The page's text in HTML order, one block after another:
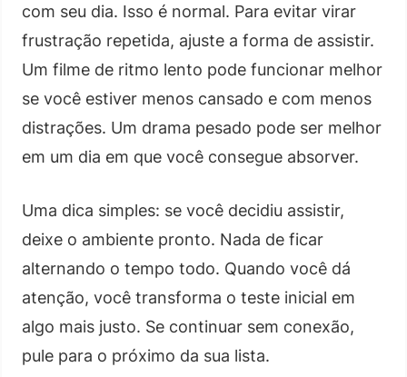
com seu dia. Isso é normal. Para evitar virar
frustração repetida, ajuste a forma de assistir.
Um filme de ritmo lento pode funcionar melhor
se você estiver menos cansado e com menos
distrações. Um drama pesado pode ser melhor
em um dia em que você consegue absorver.
Uma dica simples: se você decidiu assistir,
deixe o ambiente pronto. Nada de ficar
alternando o tempo todo. Quando você dá
atenção, você transforma o teste inicial em
algo mais justo. Se continuar sem conexão,
pule para o próximo da sua lista.